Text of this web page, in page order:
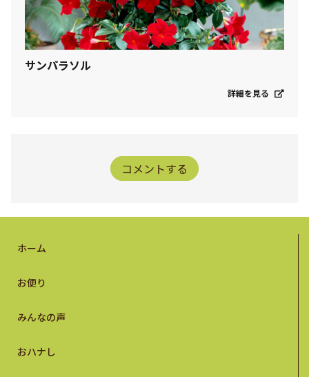
サンパラソル
詳細を見る
コメントする
ホーム
お便り
みんなの声
おハナし